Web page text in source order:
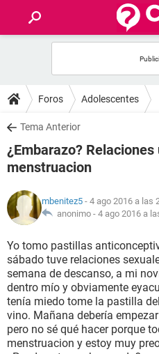
FOROS
SALUD
FAMILIA
NUTRICIÓN
SEXUALIDAD
GLOSARIO
Foros Adolescentes
Tema Anterior
¿Embarazo?
menstruacion
mbenitez5 - 4 ago 2016 a las
anonimo - 4 ago 2016 a
Yo tomo pastillas
sábado tuve relaciones
semana de descanso, a mi
dentro mío y obviamente
tenía miedo tome la pastilla
vino. Mañana debería
pero no sé qué hacer porque
menstruacion y estoy muy